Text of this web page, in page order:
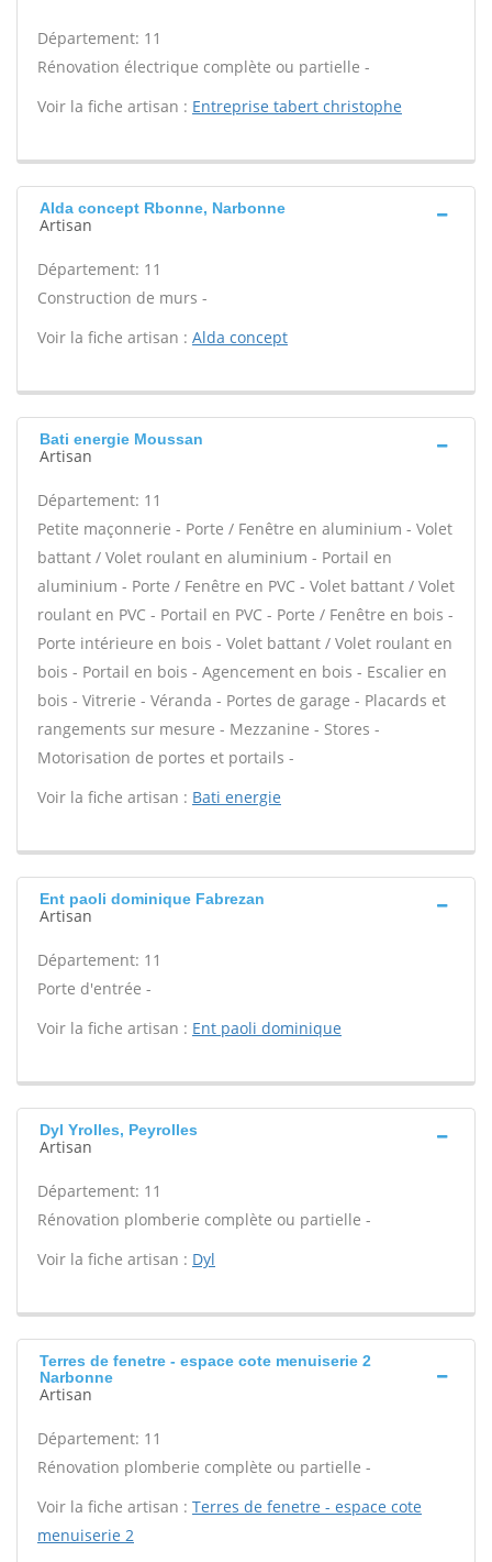
Département: 11
Rénovation électrique complète ou partielle -
Voir la fiche artisan : Entreprise tabert christophe
Alda concept Rbonne, Narbonne
Artisan
Département: 11
Construction de murs -
Voir la fiche artisan : Alda concept
Bati energie Moussan
Artisan
Département: 11
Petite maçonnerie - Porte / Fenêtre en aluminium - Volet
battant / Volet roulant en aluminium - Portail en
aluminium - Porte / Fenêtre en PVC - Volet battant / Volet
roulant en PVC - Portail en PVC - Porte / Fenêtre en bois -
Porte intérieure en bois - Volet battant / Volet roulant en
bois - Portail en bois - Agencement en bois - Escalier en
bois - Vitrerie - Véranda - Portes de garage - Placards et
rangements sur mesure - Mezzanine - Stores -
Motorisation de portes et portails -
Voir la fiche artisan : Bati energie
Ent paoli dominique Fabrezan
Artisan
Département: 11
Porte d'entrée -
Voir la fiche artisan : Ent paoli dominique
Dyl Yrolles, Peyrolles
Artisan
Département: 11
Rénovation plomberie complète ou partielle -
Voir la fiche artisan : Dyl
Terres de fenetre - espace cote menuiserie 2
Narbonne
Artisan
Département: 11
Rénovation plomberie complète ou partielle -
Voir la fiche artisan : Terres de fenetre - espace cote
menuiserie 2